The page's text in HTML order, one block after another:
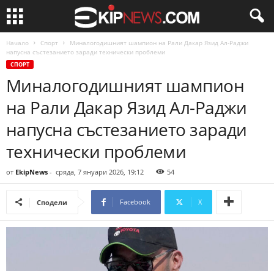
Начало Спорт
Миналогодишният шампион на Рали Дакар Язид Ал-Раджи
напусна състезанието заради технически проблеми
СПОРТ
Миналогодишният шампион
на Рали Дакар Язид Ал-Раджи
напусна състезанието заради
технически проблеми
от EkipNews - сряда, 7 януари 2026, 19:12 54
Сподели Facebook X